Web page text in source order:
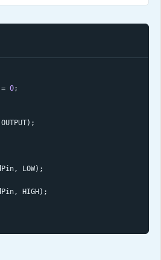
0;
LOW);
HIGH);